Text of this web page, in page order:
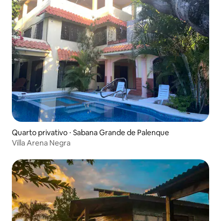
Quarto privativo ⋅ Sabana Grande de Palenque
Villa Arena Negra